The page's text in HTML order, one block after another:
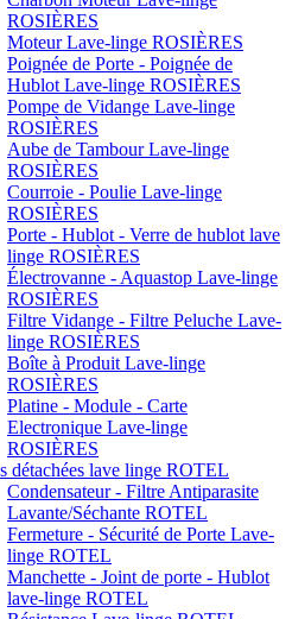
ROSIÈRES
Moteur Lave-linge ROSIÈRES
Poignée de Porte - Poignée de
Hublot Lave-linge ROSIÈRES
Pompe de Vidange Lave-linge
ROSIÈRES
Aube de Tambour Lave-linge
ROSIÈRES
Courroie - Poulie Lave-linge
ROSIÈRES
Porte - Hublot - Verre de hublot lave
linge ROSIÈRES
Électrovanne - Aquastop Lave-linge
ROSIÈRES
Filtre Vidange - Filtre Peluche Lave-
linge ROSIÈRES
Boîte à Produit Lave-linge
ROSIÈRES
Platine - Module - Carte
Electronique Lave-linge
ROSIÈRES
détachées lave linge ROTEL
Condensateur - Filtre Antiparasite
Lavante/Séchante ROTEL
Fermeture - Sécurité de Porte Lave-
linge ROTEL
Manchette - Joint de porte - Hublot
lave-linge ROTEL